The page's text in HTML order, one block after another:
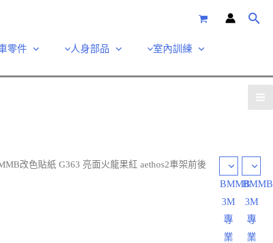
零件 人身部品
室內訓練
BMMB
3M
專
業
BMMB
3M
專
業
改色貼紙 G363 亮面火龍果紅 aethos2車架前後